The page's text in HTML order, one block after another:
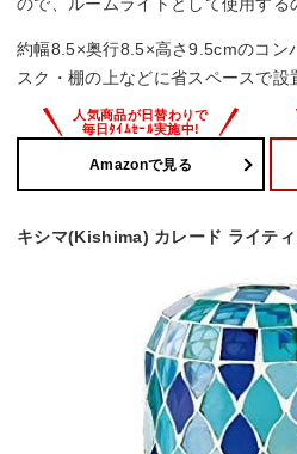
ので、ルームライトとして使用する
約幅8.5×奥行8.5×高さ9.5cmのコン
スク・棚の上などに省スペースで設
Amazonで見る
キシマ(Kishima) カレード ライテ